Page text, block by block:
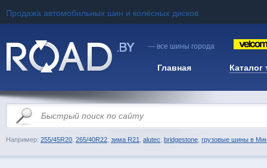
Продажа автомобильных шин и колёсных дисков
— все шины города
Главная Каталог
Например: 255/45R20 265/40R22 зима R21 alutec bridgestone грузовые шины в